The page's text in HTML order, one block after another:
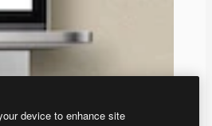
device to enhance site